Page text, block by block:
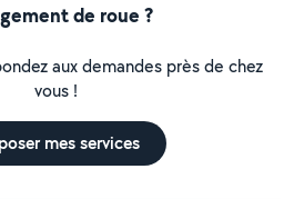
de roue ?
aux demandes près de chez
vous !
mes services